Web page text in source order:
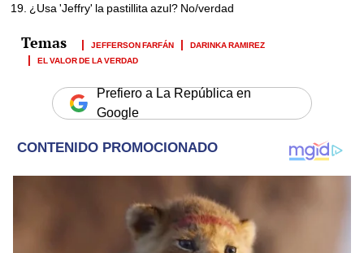
¿Usa 'Jeffry' la pastillita azul? No/verdad
JEFFERSON FARFÁN
DARINKA RAMIREZ
EL VALOR DE LA VERDAD
Prefiero a La República en
Google